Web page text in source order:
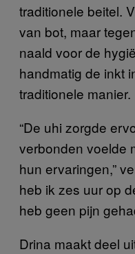
traditionele beitel.
van bot, maar
naald voor de
handmatig de inkt
traditionele manier.
“De uhi zorgde
verbonden voelde
hun ervaringen,”
heb ik zes uur op
heb geen pijn
Drina maakt deel